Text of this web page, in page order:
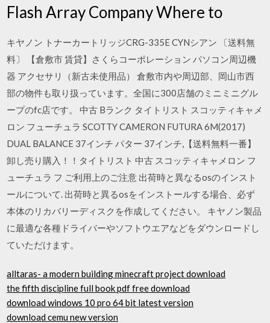
Flash Array Company Where to
キヤノン トナーカートリッジCRG-335E CYNシアン 〔送料無
料〕 【倉敷市 賃貸】さくらコーポレーション パソコン周辺機
器 アクセサリ（新古未使用品） 倉敷市内や周辺部、岡山市西
部の物件も取り扱っています。全国に300店舗のミニミニグル
ープのfc店です。 中古 Bランク タイトリスト スコッティキャメ
ロン フューチュラ SCOTTY CAMERON FUTURA 6M(2017)
DUAL BALANCE 37インチ パター 37インチ,【送料無料一番】
卸し売り購入！！タイトリスト 中古 スコッティキャメロン フ
ューチュラ フ ご利用上のご注意 出荷時と異なるosのインスト
ールについて. 出荷時と異るosをインストールする場合、必ず
本体のリカバリーディスクを作成してください。 キヤノン製品
に最適な各種ドライバーやソフトウエアなどをダウンロードし
ていただけます。
alltaras- a modern building minecraft project download
the fifth discipline full book pdf free download
download windows 10 pro 64 bit latest version
download cemu new version